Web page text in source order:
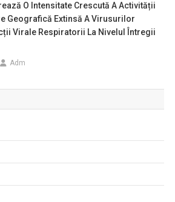
O Intensitate Crescută A Activității
Geografică Extinsă A Virusurilor
Virale Respiratorii La Nivelul Întregii
Adm